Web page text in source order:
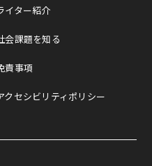
イター紹介
会課題を知る
責事項
クセシビリティポリシー